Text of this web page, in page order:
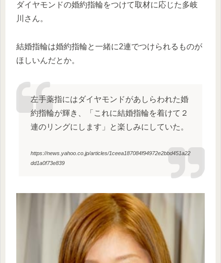
ダイヤモンドの婚約指輪をつけて取材に応じた多岐
川さん。
結婚指輪は婚約指輪と一緒に2連でつけられるものが
ほしいんだとか。
左手薬指にはダイヤモンドがあしらわれた婚
約指輪が輝き、「これに結婚指輪を着けて２
連のリングにします」と楽しみにしていた。
https://news.yahoo.co.jp/articles/1ceea187084f94972e2bbd451a22
dd1a0f73e839